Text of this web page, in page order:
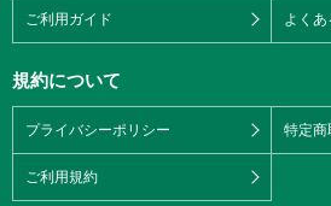
ご利用ガイド よく
規約について
プライバシーポリシー 特定商
ご利用規約